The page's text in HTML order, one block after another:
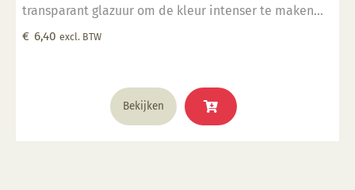
transparant glazuur om de kleur intenser te maken
Geschikt voor gebruiksgoed mits er een transparant
€ 6,40 excl. BTW
Bekijken